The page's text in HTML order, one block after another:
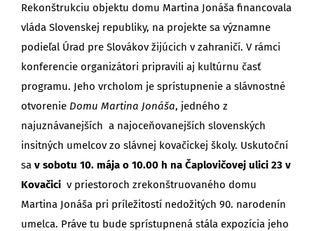
Rekonštrukciu objektu domu Martina Jonáša financovala
vláda Slovenskej republiky, na projekte sa významne
podieľal Úrad pre Slovákov žijúcich v zahraničí. V rámci
konferencie organizátori pripravili aj kultúrnu časť
programu. Jeho vrcholom je sprístupnenie a slávnostné
otvorenie Domu Martina Jonáša, jedného z
najuznávanejších a najoceňovanejších slovenských
insitných umelcov zo slávnej kovačickej školy. Uskutoční
sa v sobotu 10. mája o 10.00 h na Čaplovičovej ulici 23 v
Kovačici v priestoroch zrekonštruovaného domu
Martina Jonáša pri príležitostí nedožitých 90. narodenín
umelca. Práve tu bude sprístupnená stála expozícia jeho